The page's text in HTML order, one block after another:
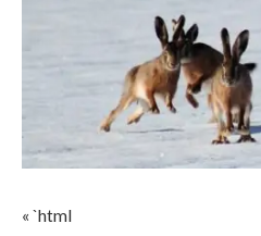
« `html